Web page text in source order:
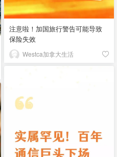
注意啦！加国旅行警告可能导致
保险失效
Westca加拿大生活